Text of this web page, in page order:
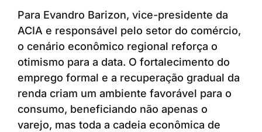
Para Evandro Barizon, vice-presidente da
ACIA e responsável pelo setor do comércio,
o cenário econômico regional reforça o
otimismo para a data. O fortalecimento do
emprego formal e a recuperação gradual da
renda criam um ambiente favorável para o
consumo, beneficiando não apenas o
varejo, mas toda a cadeia econômica de